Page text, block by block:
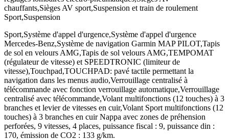
chauffants,Sièges AV sport,Suspension et train de roulement
Sport,Suspension
Sport,Système d'appel d'urgence,Système d'appel d'urgence
Mercedes-Benz,Système de navigation Garmin MAP PILOT,Tapis
de sol en velours AMG,Tapis de sol velours AMG,TEMPOMAT
(régulateur de vitesse) et SPEEDTRONIC (limiteur de
vitesse),Touchpad,TOUCHPAD: pavé tactile permettant la
navigation dans les menus audio,Verrouillage centralisé à
télécommande avec fonction verrouillage automatique,Verrouillage
centralisé avec télécommande,Volant multifonctions (12 touches) à 3
branches et levier de vitesses en cuir,Volant Sport multifonctions (12
touches) à 3 branches en cuir Nappa avec zones de préhension
perforées, 9 vitesses, 4 places, puissance fiscal : 9, puissance din :
170, émission de CO2 : 133 g/km.